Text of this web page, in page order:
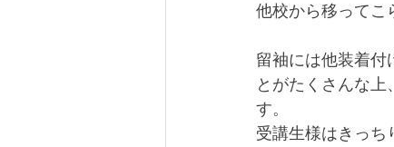
他校から移ってこ
留袖には他装着付
とがたくさんな
す。
受講生様はきっち